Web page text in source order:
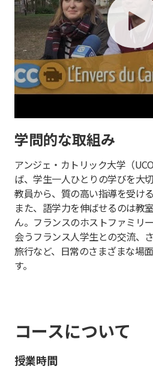
学問的な取組み
アンジェ・カトリック大学（
ば、学生一人ひとりの学びを大
教員から、質の高い指導を受け
また、語学力を伸ばせるのは教
ん。フランスのホストファミリ
会うフランス人学生との交流、
旅行など、日常のさまざまな場
す。
コースについて
授業時間